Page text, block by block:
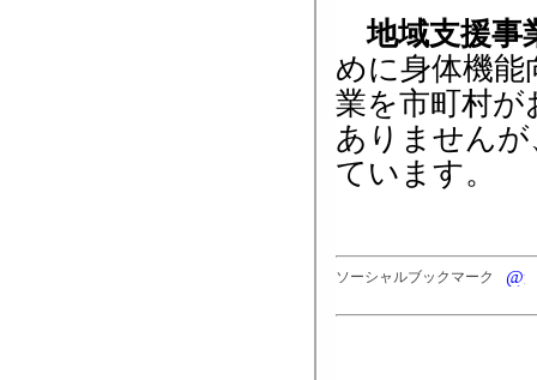
地域支援事
めに身体機能
業を市町村が
ありません
ています。
ソーシャルブックマーク